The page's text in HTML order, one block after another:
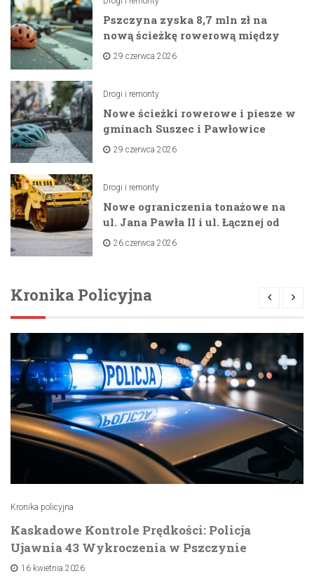
Pszczyna zyska 8,7 mln zł na
nową ścieżkę rowerową między
zaporami
29 czerwca 2026
Drogi i remonty
Nowe ścieżki rowerowe i piesze w
gminach Suszec i Pawłowice
dzięki unijnemu wsparciu
29 czerwca 2026
Drogi i remonty
Nowe ograniczenia tonażowe na
ul. Jana Pawła II i ul. Łącznej od
lipca 2026 roku
26 czerwca 2026
Kronika Policyjna
Kronika policyjna
Kaskadowe Kontrole Prędkości: Policja
Ujawnia 43 Wykroczenia w Pszczynie
16 kwietnia 2026